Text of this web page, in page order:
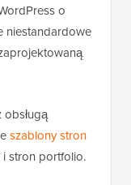
o
niestandardowe
szablony stron
stron portfolio.